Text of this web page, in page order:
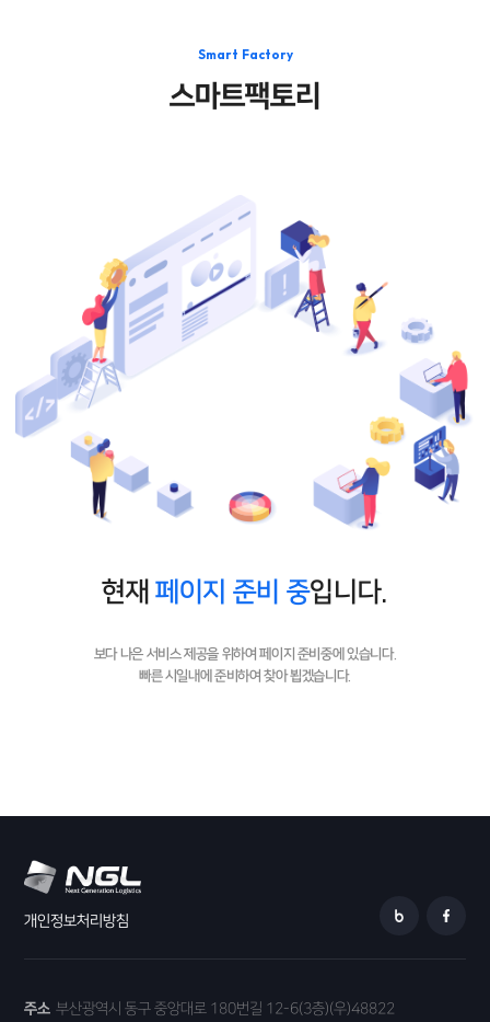
Smart Factory
스마트팩토리
현재페이지 준비 중입니다.
보다 나은 서비스 제공을 위하여 페이지 준비중에 있습니다.
빠른 시일내에 준비하여 찾아 뵙겠습니다.
개인정보처리방침
주소 부산광역시 동구 중앙대로 180번길 12-6(3층)(우)48822